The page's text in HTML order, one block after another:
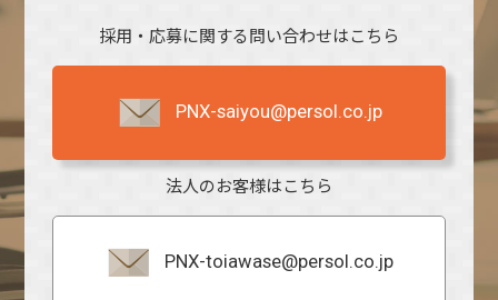
採用・応募に関する問い合わせはこちら
PNX-saiyou@persol.co.jp
法人のお客様はこちら
PNX-toiawase@persol.co.jp